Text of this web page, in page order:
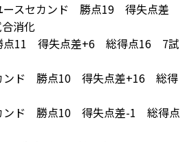
スセカンド 勝点19 得失点差
消化
11 得失点差+6 総得点16 7試
ンド 勝点10 得失点差+16 総得
ンド 勝点10 得失点差-1 総得点